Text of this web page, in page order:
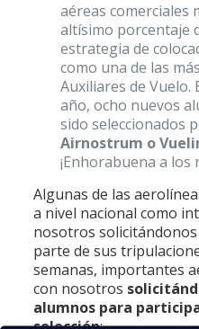
aéreas comerciales
altísimo porcentaje
estrategia de
como una de las
Auxiliares de Vuelo.
año, ocho nuevos
sido seleccionados
Airnostrum o
¡Enhorabuena a los
Algunas de las
a nivel nacional como
nosotros
parte de sus
semanas, importantes
con nosotros
alumnos para